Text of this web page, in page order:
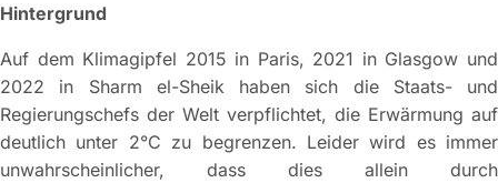
Hintergrund
Auf dem Klimagipfel 2015 in Paris, 2021 in Glasgow und
2022 in Sharm el-Sheik haben sich die Staats- und
Regierungschefs der Welt verpflichtet, die Erwärmung auf
deutlich unter 2°C zu begrenzen. Leider wird es immer
unwahrscheinlicher, dass dies allein durch